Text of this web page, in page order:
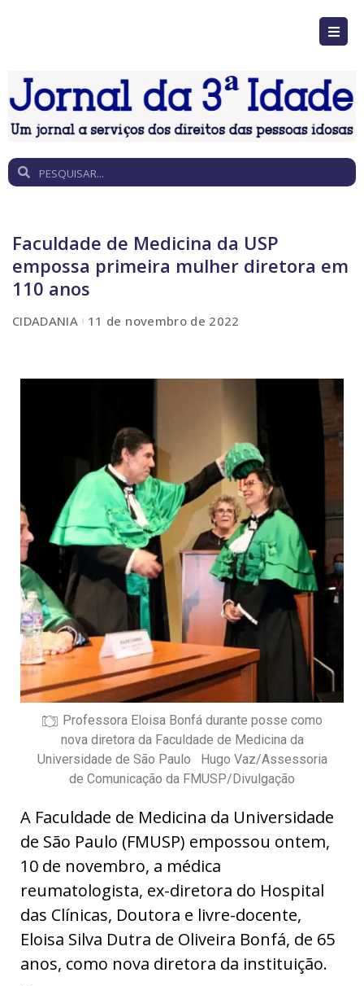
Faculdade de Medicina da USP
empossa primeira mulher diretora em
110 anos
CIDADANIA 11 de novembro de 2022
Professora Eloisa Bonfá durante posse como
nova diretora da Faculdade de Medicina da
Universidade de São Paulo Hugo Vaz/Assessoria
de Comunicação da FMUSP/Divulgação
A Faculdade de Medicina da Universidade
de São Paulo (FMUSP) empossou ontem,
10 de novembro, a médica
reumatologista, ex-diretora do Hospital
das Clínicas, Doutora e livre-docente,
Eloisa Silva Dutra de Oliveira Bonfá, de 65
anos, como nova diretora da instituição.